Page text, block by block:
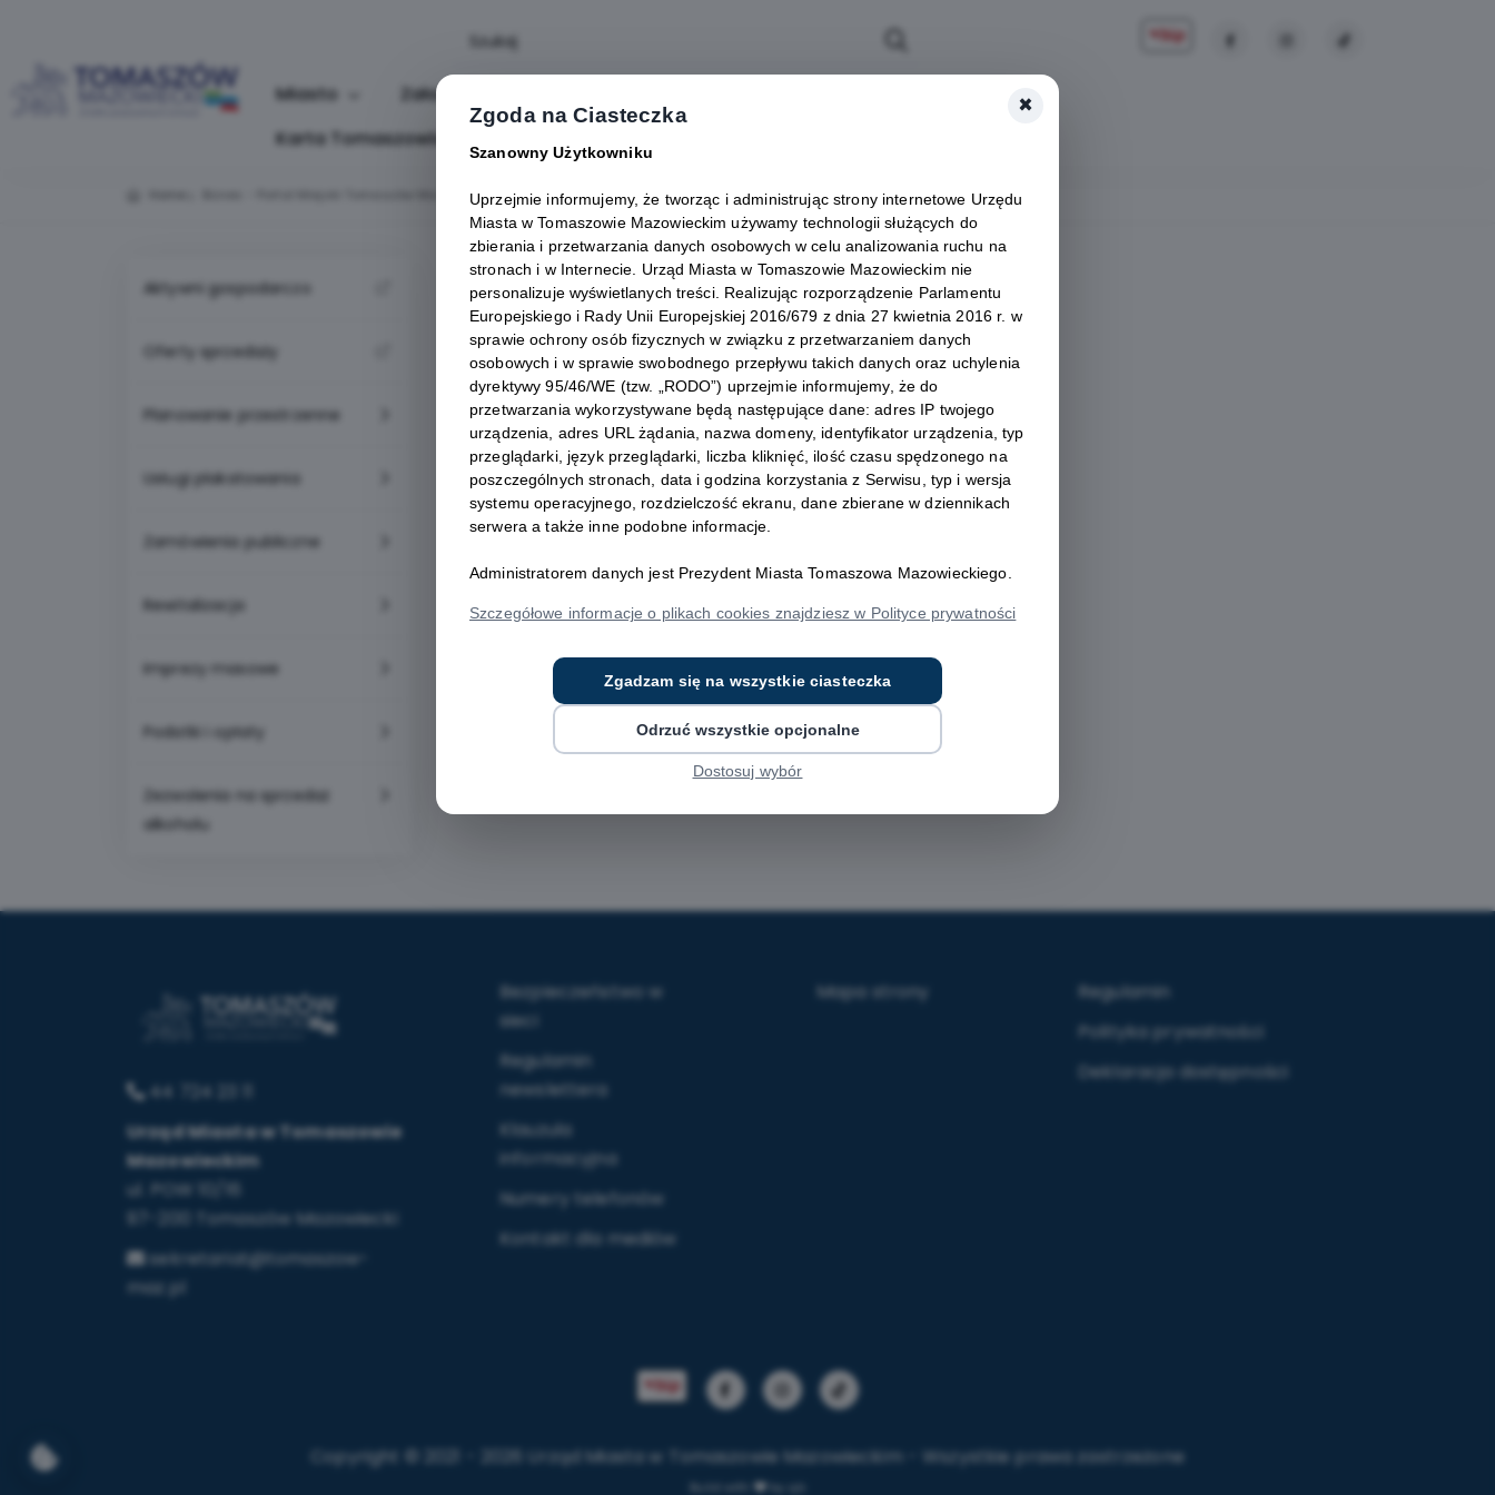
Miasto Załatw Sprawę
Karta Tomaszowianina
Biznes - Portal Miejski Tomaszów Mazowiecki
Aktywni gospodarczo
Oferty sprzedaży
Planowanie przestrzenne
Usługi plakatowania
Zamówienia publiczne
Rewitalizacja
Imprezy masowe
Podatki i opłaty
Zezwolenia na sprzedaż
alkoholu
44 724 23 11
Urząd Miasta w Tomaszowie
Mazowieckim
ul. POW 10/16
97-200 Tomaszów Mazowiecki
sekretariat@tomaszow-
maz.pl
Bezpieczeństwo w
sieci
Regulamin
newslettera
Klauzula
informacyjna
Numery telefonów
Kontakt dla mediów
Mapa strony
Regulamin
Polityka prywatności
Deklaracja dostępności
Copyright © 2021 - 2026 Urząd Miasta w Tomaszowie Mazowieckim - Wszystkie prawa zastrzeżone
×
Zgoda na Ciasteczka
Szanowny Użytkowniku
Uprzejmie informujemy, że tworząc i administrując strony internetowe Urzędu
Miasta w Tomaszowie Mazowieckim używamy technologii służących do
zbierania i przetwarzania danych osobowych w celu analizowania ruchu na
stronach i w Internecie. Urząd Miasta w Tomaszowie Mazowieckim nie
personalizuje wyświetlanych treści. Realizując rozporządzenie Parlamentu
Europejskiego i Rady Unii Europejskiej 2016/679 z dnia 27 kwietnia 2016 r. w
sprawie ochrony osób fizycznych w związku z przetwarzaniem danych
osobowych i w sprawie swobodnego przepływu takich danych oraz uchylenia
dyrektywy 95/46/WE (tzw. „RODO”) uprzejmie informujemy, że do
przetwarzania wykorzystywane będą następujące dane: adres IP twojego
urządzenia, adres URL żądania, nazwa domeny, identyfikator urządzenia, typ
przeglądarki, język przeglądarki, liczba kliknięć, ilość czasu spędzonego na
poszczególnych stronach, data i godzina korzystania z Serwisu, typ i wersja
systemu operacyjnego, rozdzielczość ekranu, dane zbierane w dziennikach
serwera a także inne podobne informacje.
Administratorem danych jest Prezydent Miasta Tomaszowa Mazowieckiego.
Szczegółowe informacje o plikach cookies znajdziesz w Polityce prywatności
Zgadzam się na wszystkie ciasteczka
Odrzuć wszystkie opcjonalne
Dostosuj wybór